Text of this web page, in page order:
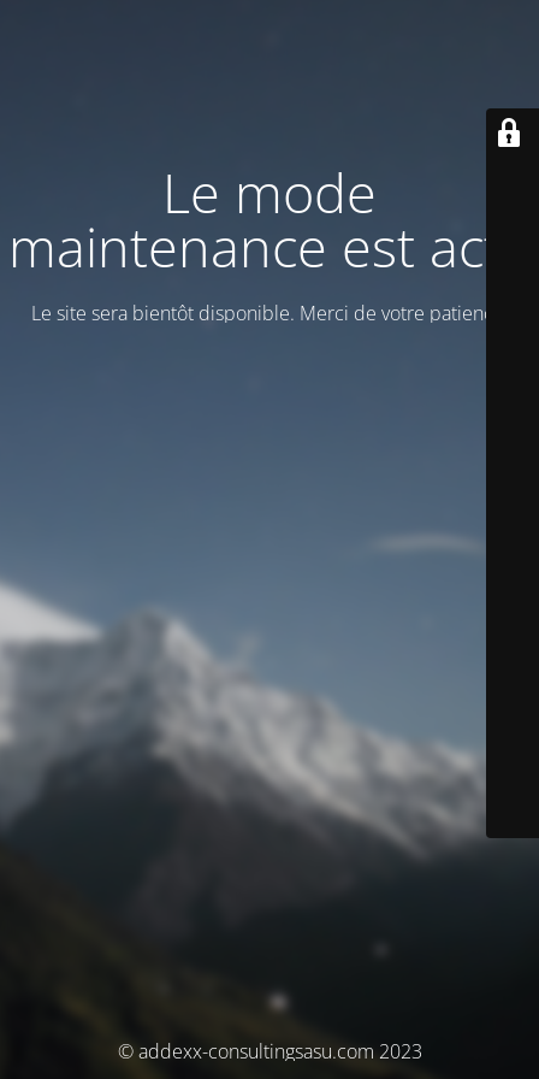
Le mode
maintenance est actif
Le site sera bientôt disponible. Merci de votre patience!
© addexx-consultingsasu.com 2023